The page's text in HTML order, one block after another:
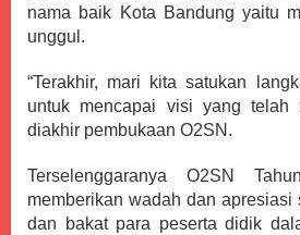
nama baik Kota Bandung yaitu
unggul.
“Terakhir, mari kita satukan
untuk mencapai visi yang telah
diakhir pembukaan O2SN.
Terselenggaranya O2SN
memberikan wadah dan apresiasi
dan bakat para peserta didik